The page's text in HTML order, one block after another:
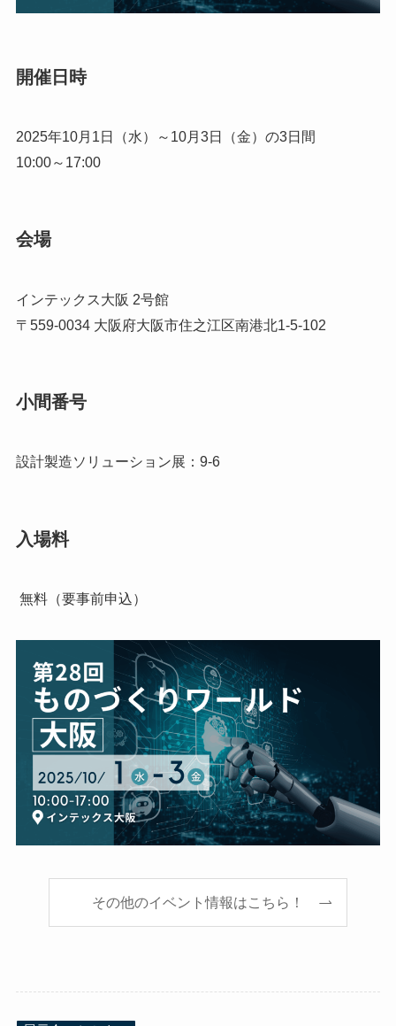
開催日時
2025年10月1日（水）～10月3日（金）の3日間
10:00～17:00
会場
インテックス大阪 2号館
〒559-0034 大阪府大阪市住之江区南港北1-5-102
小間番号
設計製造ソリューション展：9-6
入場料
無料（要事前申込）
その他のイベント情報はこちら！